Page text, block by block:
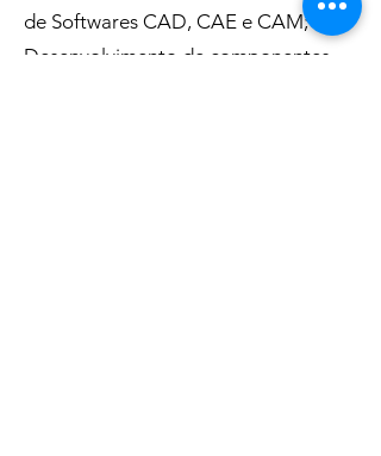
de Softwares CAD, CAE e CAM;
Desenvolvimento de componentes